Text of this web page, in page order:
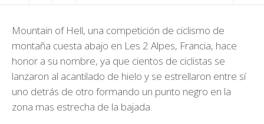
Mountain of Hell, una competición de ciclismo de
montaña cuesta abajo en Les 2 Alpes, Francia, hace
honor a su nombre, ya que cientos de ciclistas se
lanzaron al acantilado de hielo y se estrellaron entre sí
uno detrás de otro formando un punto negro en la
zona mas estrecha de la bajada.